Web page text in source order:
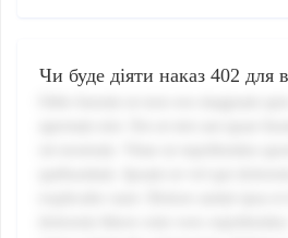
Чи буде діяти наказ 402 для